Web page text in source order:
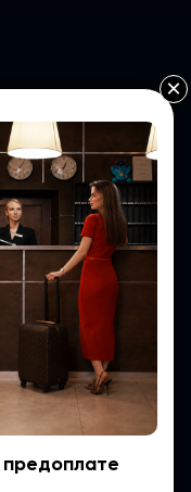
предоплате
×